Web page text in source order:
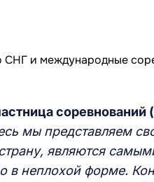
соревнований
мы представляем
являются
в неплохой форме.